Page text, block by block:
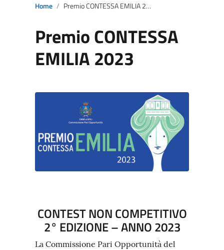
Home Premio CONTESSA EMILIA 2023
Premio CONTESSA
EMILIA 2023
CONTEST NON COMPETITIVO
2° EDIZIONE – ANNO 2023
La Commissione Pari Opportunità del